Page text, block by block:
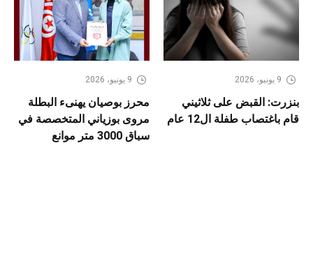
9 يونيو، 2026
بنزرت: القبض على ثلاثيني
قام باغتصاب طفلة ال12 عام
9 يونيو، 2026
محرز بوصيان يهنىء البطلة
مروى بوزياني المتخصصة في
سباق 3000 متر موانع